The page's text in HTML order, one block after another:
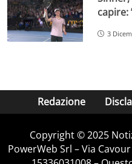
capire:
3
Redazione
Copyright © 2025
PowerWeb Srl – Via